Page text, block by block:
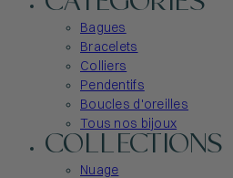
Bagues
Bracelets
Colliers
Pendentifs
Boucles d'oreilles
Tous nos bijoux
COLLECTIONS
Nuage